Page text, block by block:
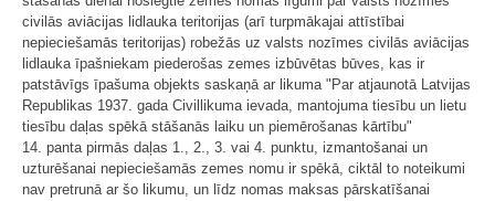
civilās aviācijas lidlauka teritorijas (arī turpmākajai attīstībai
nepieciešamās teritorijas) robežās uz valsts nozīmes civilās aviācijas
lidlauka īpašniekam piederošas zemes izbūvētas būves, kas ir
patstāvīgs īpašuma objekts saskaņā ar likuma "Par atjaunotā Latvijas
Republikas 1937. gada Civillikuma ievada, mantojuma tiesību un lietu
tiesību daļas spēkā stāšanās laiku un piemērošanas kārtību"
14. panta pirmās daļas 1., 2., 3. vai 4. punktu, izmantošanai un
uzturēšanai nepieciešamās zemes nomu ir spēkā, ciktāl to noteikumi
nav pretrunā ar šo likumu, un līdz nomas maksas pārskatīšanai